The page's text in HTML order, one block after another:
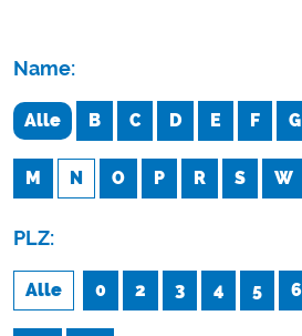
Name:
Alle B C D E F G
M N O P R S W
PLZ:
Alle 0 2 3 4 5 6